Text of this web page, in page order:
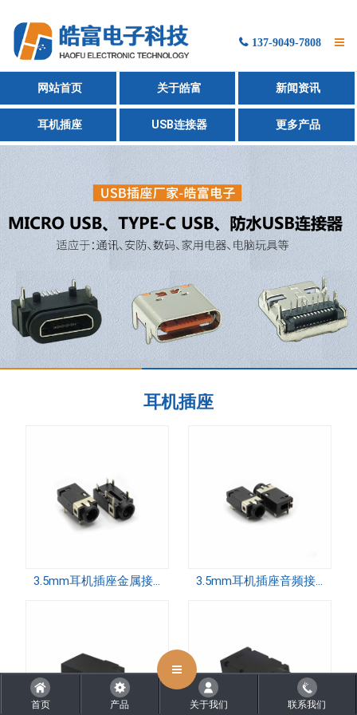
网站首页
产品展示
新闻资讯
联系
137-9049-7808
网站首页 关于皓富 新闻资讯
耳机插座 USB连接器 更多产品
耳机插座
3.5mm耳机插座金属接口音频插件带柱笔记本电脑开关PJ-3973-B 长脚 3.5mm耳机插座音频接口插件笔记本电脑开关PJ-3973-B短脚
首页 产品 关于我们 联系我们